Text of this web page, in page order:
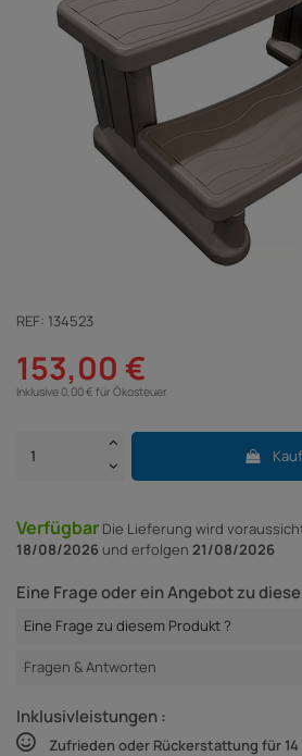
REF: 134523
153,00 €
Inklusive 0,00 € für Ökosteuer
Verfügbar Die Lieferung wird
18/08/2026 und erfolgen 21/08/2026
Eine Frage oder ein Angebot zu
Eine Frage zu diesem Produkt ?
Fragen & Antworten
Inklusivleistungen :
Zufrieden oder Rückerstattung für 14